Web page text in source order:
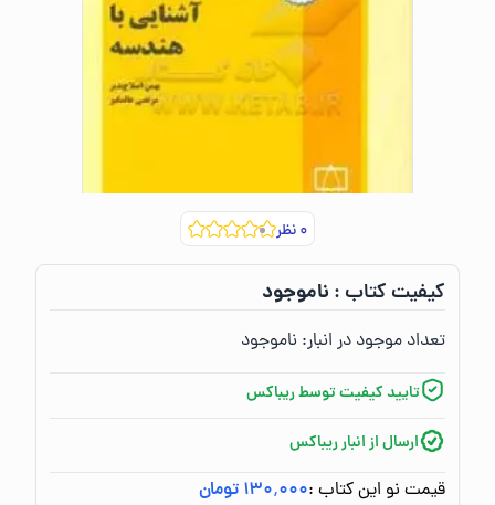
۰نظر
کیفیت کتاب :‌ ناموجود
تعداد موجود در انبار:‌ ناموجود
تایید کیفیت توسط ریباکس
ارسال از انبار ریباکس
قیمت نو این کتاب :۱۳۰٬۰۰۰ تومان